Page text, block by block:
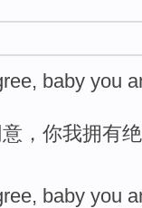
, baby you
，你我拥有
, baby you